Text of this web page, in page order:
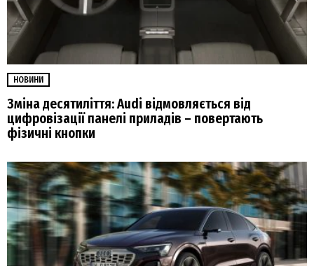
НОВИНИ
Зміна десятиліття: Audi відмовляється від
цифровізації панелі приладів – повертають
фізичні кнопки